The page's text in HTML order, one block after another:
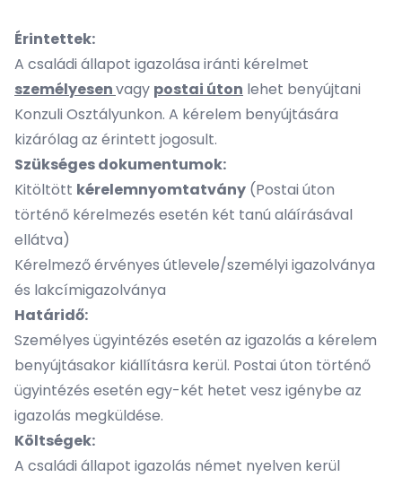
Érintettek:
A családi állapot igazolása iránti kérelmet
személyesenvagy postai úton lehet benyújtani
Konzuli Osztályunkon. A kérelem benyújtására
kizárólag az érintett jogosult.
Szükséges dokumentumok:
Kitöltött kérelemnyomtatvány (Postai úton
történő kérelmezés esetén két tanú aláírásával
ellátva)
Kérelmező érvényes útlevele/személyi igazolványa
és lakcímigazolványa
Határidő:
Személyes ügyintézés esetén az igazolás a kérelem
benyújtásakor kiállításra kerül. Postai úton történő
ügyintézés esetén egy-két hetet vesz igénybe az
igazolás megküldése.
Költségek:
A családi állapot igazolás német nyelven kerül